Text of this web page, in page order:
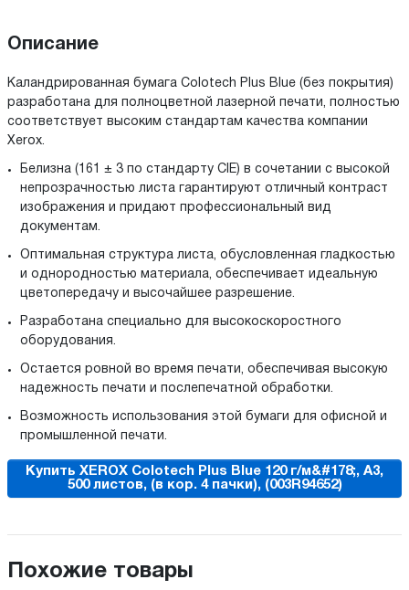
Описание
Каландрированная бумага Colotech Plus Blue (без покрытия)
разработана для полноцветной лазерной печати, полностью
соответствует высоким стандартам качества компании
Xerox.
Белизна (161 ± 3 по стандарту CIE) в сочетании с высокой
непрозрачностью листа гарантируют отличный контраст
изображения и придают профессиональный вид
документам.
Оптимальная структура листа, обусловленная гладкостью
и однородностью материала, обеспечивает идеальную
цветопередачу и высочайшее разрешение.
Разработана специально для высокоскоростного
оборудования.
Остается ровной во время печати, обеспечивая высокую
надежность печати и послепечатной обработки.
Возможность использования этой бумаги для офисной и
промышленной печати.
Купить XEROX Colotech Plus Blue 120 г/м&#178;, A3,
500 листов, (в кор. 4 пачки), (003R94652)
Похожие товары